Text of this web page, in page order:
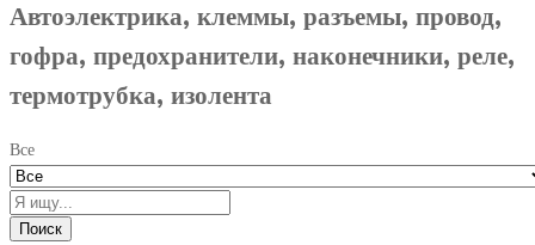
Автоэлектрика, клеммы, разъемы, провод,
гофра, предохранители, наконечники, реле,
термотрубка, изолента
Все
Поиск